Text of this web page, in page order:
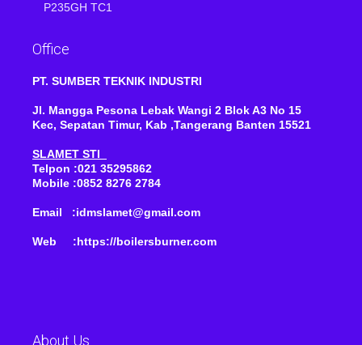
P235GH TC1
Office
PT. SUMBER TEKNIK INDUSTRI
Jl. Mangga Pesona Lebak Wangi 2 Blok A3 No 15
Kec, Sepatan Timur, Kab ,Tangerang Banten 15521
SLAMET STI
Telpon :021 35295862
Mobile :0852 8276 2784
Email :idmslamet@gmail.com
Web :https://boilersburner.com
About Us